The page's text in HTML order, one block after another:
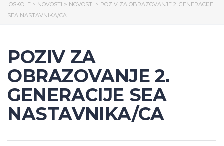
IOSKOLE > NOVOSTI > NOVOSTI > POZIV ZA OBRAZOVANJE 2. GENERACIJE
SEA NASTAVNIKA/CA
POZIV ZA
OBRAZOVANJE 2.
GENERACIJE SEA
NASTAVNIKA/CA